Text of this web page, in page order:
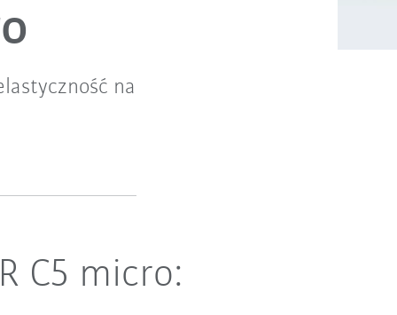
na
C5 micro: